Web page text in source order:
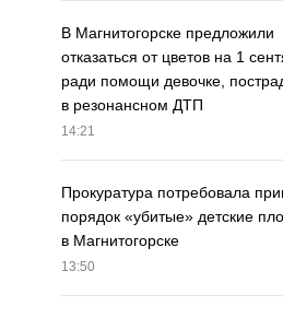
В Магнитогорске предложили
отказаться от цветов на 1
ради помощи девочке,
в резонансном ДТП
14:21
Прокуратура потребовала
порядок «убитые» детские
в Магнитогорске
13:50